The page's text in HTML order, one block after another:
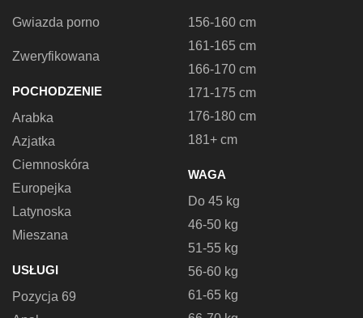
Gwiazda porno
Zweryfikowana
POCHODZENIE
Arabka
Azjatka
Ciemnoskóra
Europejka
Latynoska
Mieszana
USŁUGI
Pozycja 69
156-160 cm
161-165 cm
166-170 cm
171-175 cm
176-180 cm
181+ cm
WAGA
Do 45 kg
46-50 kg
51-55 kg
56-60 kg
61-65 kg